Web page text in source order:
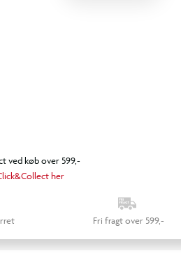
ved køb over 599,-
her
Fri fragt over 599,-